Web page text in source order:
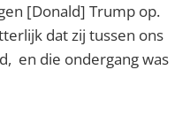
[Donald] Trump op.
dat zij tussen ons
en die ondergang was